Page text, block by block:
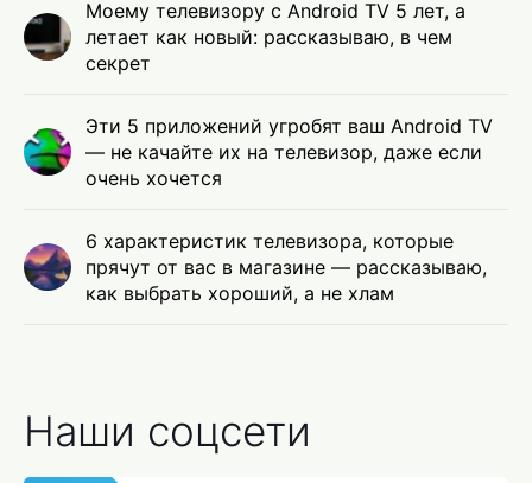
Моему телевизору с Android TV 5 лет, а
летает как новый: рассказываю, в чем
секрет
Эти 5 приложений угробят ваш Android TV
— не качайте их на телевизор, даже если
очень хочется
6 характеристик телевизора, которые
прячут от вас в магазине — рассказываю,
как выбрать хороший, а не хлам
Наши соцсети